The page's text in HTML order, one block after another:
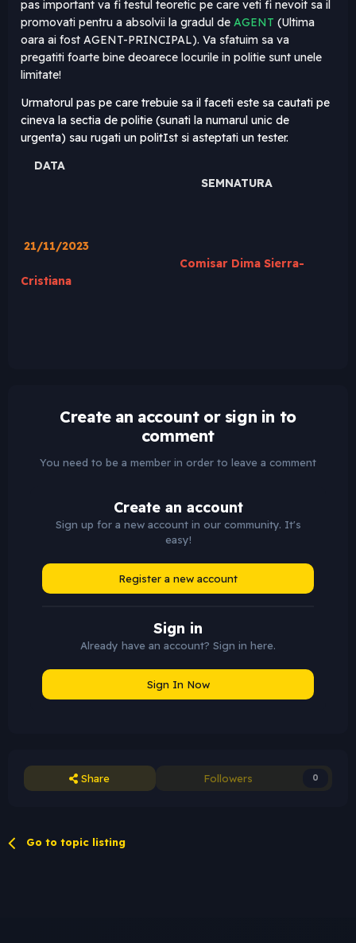
pas important va fi testul teoretic pe care veti fi nevoit sa il
promovati pentru a absolvii la gradul de AGENT (Ultima
oara ai fost AGENT-PRINCIPAL). Va sfatuim sa va
pregatiti foarte bine deoarece locurile in politie sunt unele
limitate!
Urmatorul pas pe care trebuie sa il faceti este sa cautati pe
cineva la sectia de politie (sunati la numarul unic de
urgenta) sau rugati un politIst si asteptati un tester.
DATA
SEMNATURA
21/11/2023
Comisar Dima Sierra-
Cristiana
Create an account or sign in to
comment
You need to be a member in order to leave a comment
Create an account
Sign up for a new account in our community. It's
easy!
Register a new account
Sign in
Already have an account? Sign in here.
Sign In Now
Share Followers 0
Go to topic listing